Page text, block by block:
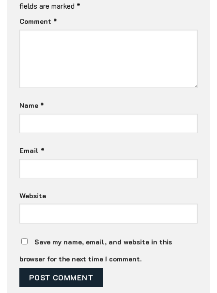
fields are marked *
Comment *
Name *
Email *
Website
Save my name, email, and website in this
browser for the next time I comment.